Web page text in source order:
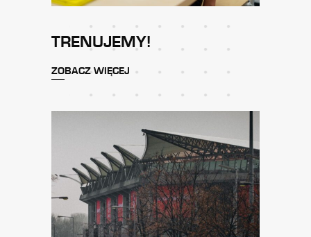
TRENUJEMY!
ZOBACZ WIĘCEJ